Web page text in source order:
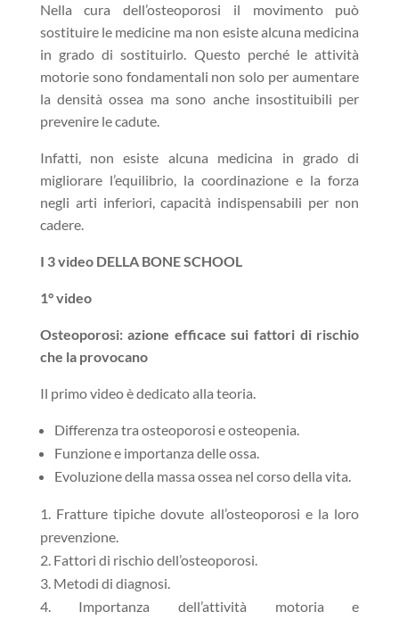
Nella cura dell’osteoporosi il movimento può
sostituire le medicine ma non esiste alcuna medicina
in grado di sostituirlo. Questo perché le attività
motorie sono fondamentali non solo per aumentare
la densità ossea ma sono anche insostituibili per
prevenire le cadute.
Infatti, non esiste alcuna medicina in grado di
migliorare l’equilibrio, la coordinazione e la forza
negli arti inferiori, capacità indispensabili per non
cadere.
I 3 video DELLA BONE SCHOOL
1° video
Osteoporosi: azione efficace sui fattori di rischio
che la provocano
Il primo video è dedicato alla teoria.
Differenza tra osteoporosi e osteopenia.
Funzione e importanza delle ossa.
Evoluzione della massa ossea nel corso della vita.
Fratture tipiche dovute all’osteoporosi e la loro
prevenzione.
Fattori di rischio dell’osteoporosi.
Metodi di diagnosi.
Importanza dell’attività motoria e